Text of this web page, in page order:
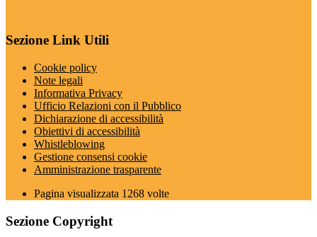
Sezione Link Utili
Cookie policy
Note legali
Informativa Privacy
Ufficio Relazioni con il Pubblico
Dichiarazione di accessibilità
Obiettivi di accessibilità
Whistleblowing
Gestione consensi cookie
Amministrazione trasparente
Pagina visualizzata 1268 volte
Sezione Copyright